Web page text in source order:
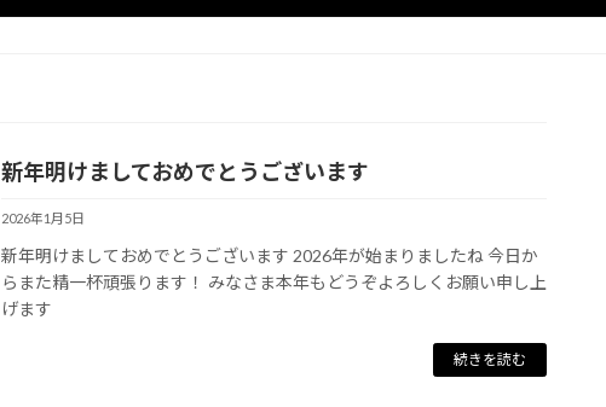
新年明けましておめでとうございます
2026年1月5日
新年明けましておめでとうございます 2026年が始まりましたね 今日か
らまた精一杯頑張ります！ みなさま本年もどうぞよろしくお願い申し上
げます
続きを読む